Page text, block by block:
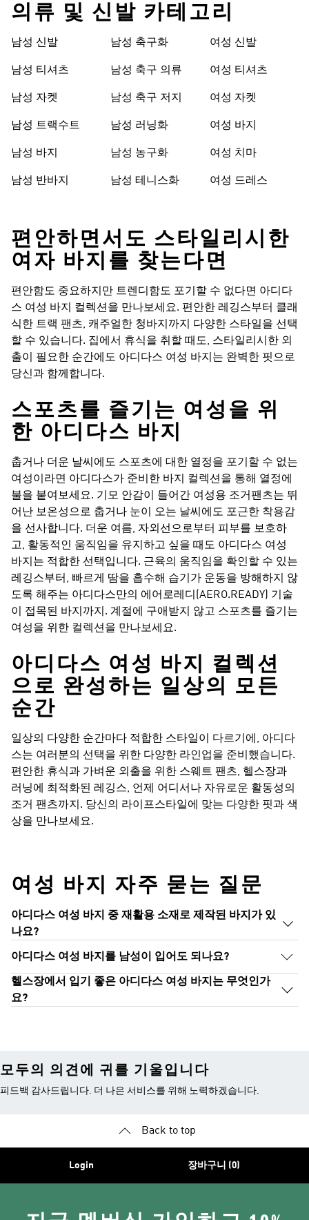
의류 및 신발 카테고리
남성 신발
남성 티셔츠
남성 자켓
남성 트랙수트
남성 바지
남성 반바지
남성 축구화
남성 축구 의류
남성 축구 저지
남성 러닝화
남성 농구화
남성 테니스화
여성 신발
여성 티셔츠
여성 자켓
여성 바지
여성 치마
여성 드레스
편안하면서도 스타일리시한
여자 바지를 찾는다면
편안함도 중요하지만 트렌디함도 포기할 수 없다면 아디다
스 여성 바지 컬렉션을 만나보세요. 편안한 레깅스부터 클래
식한 트랙 팬츠, 캐주얼한 청바지까지 다양한 스타일을 선택
할 수 있습니다. 집에서 휴식을 취할 때도, 스타일리시한 외
출이 필요한 순간에도 아디다스 여성 바지는 완벽한 핏으로
당신과 함께합니다.
스포츠를 즐기는 여성을 위
한 아디다스 바지
춥거나 더운 날씨에도 스포츠에 대한 열정을 포기할 수 없는
여성이라면 아디다스가 준비한 바지 컬렉션을 통해 열정에
불을 붙여보세요. 기모 안감이 들어간 여성용 조거팬츠는 뛰
어난 보온성으로 춥거나 눈이 오는 날씨에도 포근한 착용감
을 선사합니다. 더운 여름, 자외선으로부터 피부를 보호하
고, 활동적인 움직임을 유지하고 싶을 때도 아디다스 여성
바지는 적합한 선택입니다. 근육의 움직임을 확인할 수 있는
레깅스부터, 빠르게 땀을 흡수해 습기가 운동을 방해하지 않
도록 해주는 아디다스만의 에어로레디(AERO.READY) 기술
이 접목된 바지까지. 계절에 구애받지 않고 스포츠를 즐기는
여성을 위한 컬렉션을 만나보세요.
아디다스 여성 바지 컬렉션
으로 완성하는 일상의 모든
순간
일상의 다양한 순간마다 적합한 스타일이 다르기에, 아디다
스는 여러분의 선택을 위한 다양한 라인업을 준비했습니다.
편안한 휴식과 가벼운 외출을 위한 스웨트 팬츠, 헬스장과
러닝에 최적화된 레깅스, 언제 어디서나 자유로운 활동성의
조거 팬츠까지. 당신의 라이프스타일에 맞는 다양한 핏과 색
상을 만나보세요.
여성 바지 자주 묻는 질문
아디다스 여성 바지 중 재활용 소재로 제작된 바지가 있
나요?
아디다스 여성 바지를 남성이 입어도 되나요?
헬스장에서 입기 좋은 아디다스 여성 바지는 무엇인가
요?
모두의 의견에 귀를 기울입니다
피드백 감사드립니다. 더 나은 서비스를 위해 노력하겠습니다.
Back to top
Login 장바구니 (0)